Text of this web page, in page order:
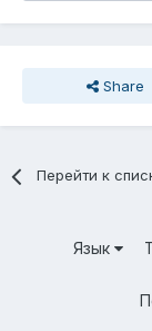
Share
Перейти к
Язык